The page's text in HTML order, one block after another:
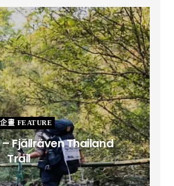
畫 FEATURE
– Fjällräven Thailand
Trail